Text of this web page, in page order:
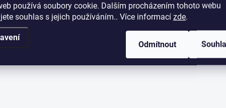
používá soubory cookie. Dalším procházením tohoto webu
souhlas s jejich používáním.. Více informací zde.
Odmítnout